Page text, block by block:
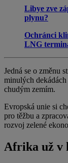
Libye zve
plynu?
Ochránci
LNG
Jedná se o změnu
minulých
chudým zemím.
Evropská unie si
pro těžbu a
rozvoj zelené
Afrika už v